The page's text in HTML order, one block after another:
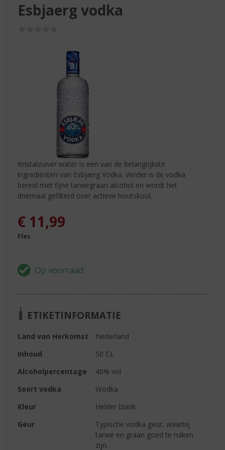
Esbjaerg vodka
Kristalzuiver water is een van de belangrijkste
ingrediënten van Esbjærg Vodka. Verder is de vodka
bereid met fijne tarwegraan alcohol en wordt het
driemaal gefilterd over actieve houtskool.
€ 11,99
Fles
ETIKETINFORMATIE
Land van Herkomst
Nederland
Inhoud
50 CL
Alcoholpercentage
40% vol
Soort vodka
Wodka
Kleur
Helder blank
Geur
Typische vodka geur, waarbij
tarwe en graan goed te ruiken
zijn.